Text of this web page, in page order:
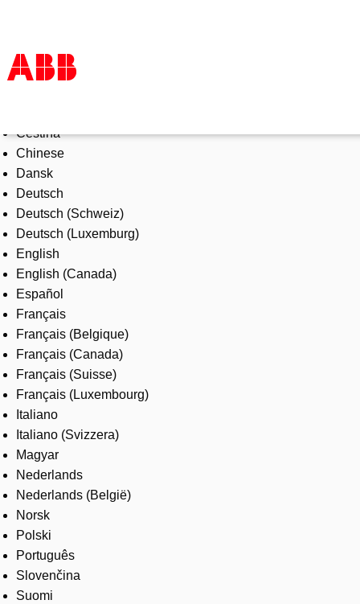
Products & Solutions
Industries
Services
About us
Where to buy
Contact us
Careers
Čeština
Chinese
Dansk
Deutsch
Deutsch (Schweiz)
Deutsch (Luxemburg)
English
English (Canada)
Español
Français
Français (Belgique)
Français (Canada)
Français (Suisse)
Français (Luxembourg)
Italiano
Italiano (Svizzera)
Magyar
Nederlands
Nederlands (België)
Norsk
Polski
Português
Slovenčina
Suomi